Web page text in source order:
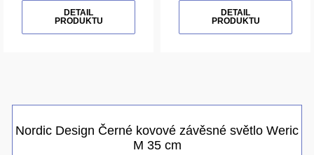
DETAIL
PRODUKTU
DETAIL
PRODUKTU
Nordic Design Černé kovové závěsné světlo Weric
M 35 cm